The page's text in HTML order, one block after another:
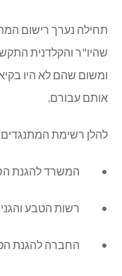
תחילה נערך רישום
שהיו"ר והקלדנית
ומשום שהם לא היו
אותם עבורם.
להלן רשימת
• המשרד להגנת
• רשות הטבע
• החברה להגנת